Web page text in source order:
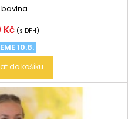
bavlna
Kč (s DPH)
10.8.
do košíku